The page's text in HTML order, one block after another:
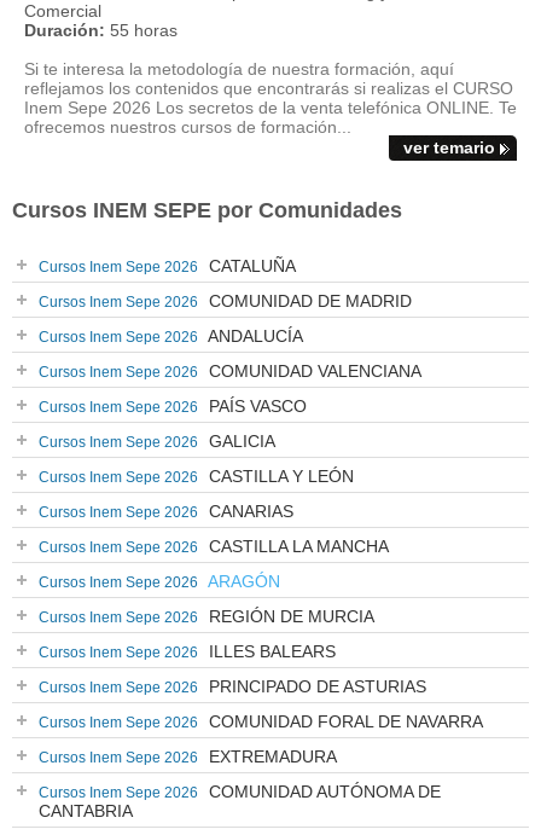
Comercial
Duración: 55 horas
Si te interesa la metodología de nuestra formación, aquí
reflejamos los contenidos que encontrarás si realizas el CURSO
Inem Sepe 2026 Los secretos de la venta telefónica ONLINE. Te
ofrecemos nuestros cursos de formación...
ver temario
Cursos INEM SEPE por Comunidades
Cursos Inem Sepe 2026 CATALUÑA
Cursos Inem Sepe 2026 COMUNIDAD DE MADRID
Cursos Inem Sepe 2026 ANDALUCÍA
Cursos Inem Sepe 2026 COMUNIDAD VALENCIANA
Cursos Inem Sepe 2026 PAÍS VASCO
Cursos Inem Sepe 2026 GALICIA
Cursos Inem Sepe 2026 CASTILLA Y LEÓN
Cursos Inem Sepe 2026 CANARIAS
Cursos Inem Sepe 2026 CASTILLA LA MANCHA
Cursos Inem Sepe 2026 ARAGÓN
Cursos Inem Sepe 2026 REGIÓN DE MURCIA
Cursos Inem Sepe 2026 ILLES BALEARS
Cursos Inem Sepe 2026 PRINCIPADO DE ASTURIAS
Cursos Inem Sepe 2026 COMUNIDAD FORAL DE NAVARRA
Cursos Inem Sepe 2026 EXTREMADURA
Cursos Inem Sepe 2026
COMUNIDAD AUTÓNOMA DE
CANTABRIA